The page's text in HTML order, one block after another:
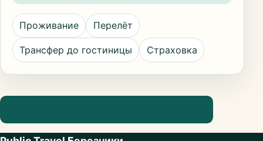
Проживание Перелёт
Трансфер до гостиницы Страховка